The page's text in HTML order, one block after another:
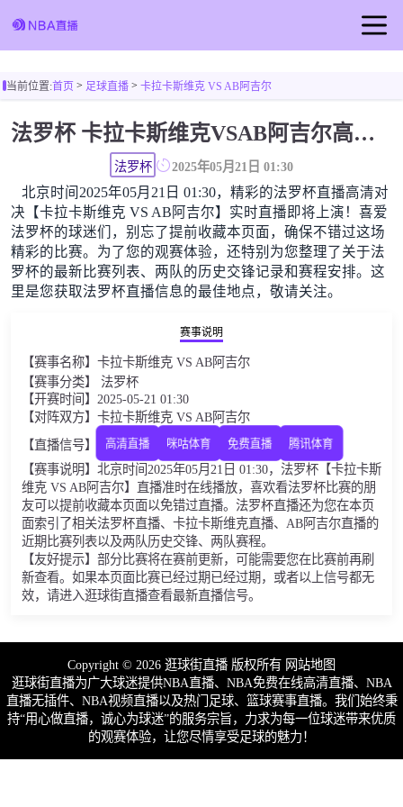
篮球直播
当前位置:首页> 足球直播> 卡拉卡斯维克 VS AB阿吉尔
法罗杯 卡拉卡斯维克VSAB阿吉尔高清直播免费观看
法罗杯 2025年05月21日 01:30
北京时间2025年05月21日 01:30，精彩的法罗杯直播高清对
决【卡拉卡斯维克 VS AB阿吉尔】实时直播即将上演！喜爱
法罗杯的球迷们，别忘了提前收藏本页面，确保不错过这场
精彩的比赛。为了您的观赛体验，还特别为您整理了关于法
罗杯的最新比赛列表、两队的历史交锋记录和赛程安排。这
里是您获取法罗杯直播信息的最佳地点，敬请关注。
赛事说明
【赛事名称】卡拉卡斯维克 VS AB阿吉尔
【赛事分类】 法罗杯
【开赛时间】2025-05-21 01:30
【对阵双方】卡拉卡斯维克 VS AB阿吉尔
【直播信号】
高清直播 咪咕体育 免费直播 腾讯体育
【赛事说明】北京时间2025年05月21日 01:30，法罗杯【卡拉卡斯
维克 VS AB阿吉尔】直播准时在线播放，喜欢看法罗杯比赛的朋
友可以提前收藏本页面以免错过直播。法罗杯直播还为您在本页
面索引了相关法罗杯直播、卡拉卡斯维克直播、AB阿吉尔直播的
近期比赛列表以及两队历史交锋、两队赛程。
【友好提示】部分比赛将在赛前更新，可能需要您在比赛前再刷
新查看。如果本页面比赛已经过期已经过期，或者以上信号都无
效，请进入逛球街直播查看最新直播信号。
Copyright © 2026 逛球街直播 版权所有 网站地图
逛球街直播为广大球迷提供NBA直播、NBA免费在线高清直播、NBA
直播无插件、NBA视频直播以及热门足球、篮球赛事直播。我们始终秉
持“用心做直播，诚心为球迷”的服务宗旨，力求为每一位球迷带来优质
的观赛体验，让您尽情享受足球的魅力！